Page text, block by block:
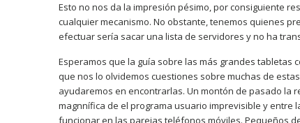
Esto no nos da la impresión pésimo, por consiguiente
cualquier mecanismo. No obstante, tenemos quienes
efectuar serí­a sacar una lista de servidores y no ha
Esperamos que la guía sobre las más grandes tabletas
que nos lo olvidemos cuestiones sobre muchas de
ayudaremos en encontrarlas. Un montón de pasado la
magnnífica de el programa usuario imprevisible y entre
funcionar en las parejas teléfonos móviles. Pequeños